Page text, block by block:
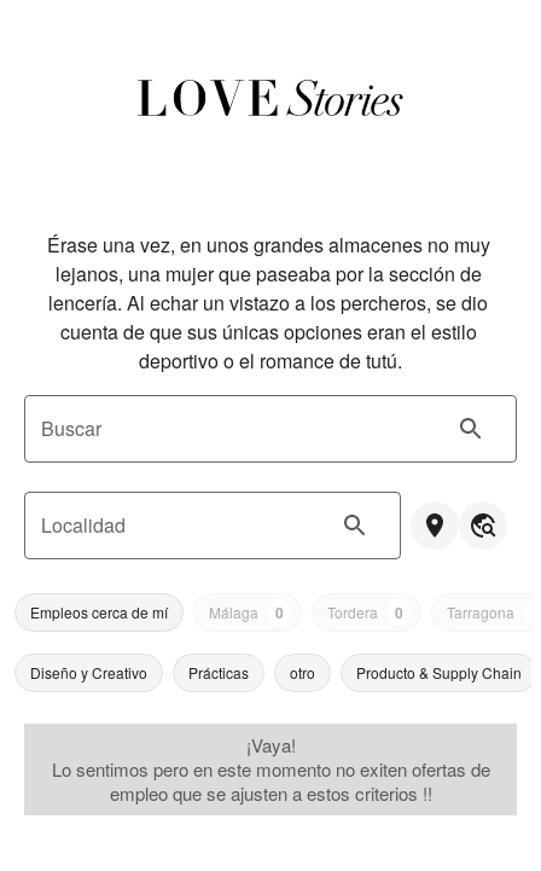
Érase una vez, en unos grandes almacenes no muy
lejanos, una mujer que paseaba por la sección de
lencería. Al echar un vistazo a los percheros, se dio
cuenta de que sus únicas opciones eran el estilo
deportivo o el romance de tutú.
Buscar
Localidad
Empleos cerca de mí Málaga 0 Tordera 0 Tarragona
Diseño y Creativo Prácticas otro Producto & Supply Chain
¡Vaya!
Lo sentimos pero en este momento no exiten ofertas de
empleo que se ajusten a estos criterios !!